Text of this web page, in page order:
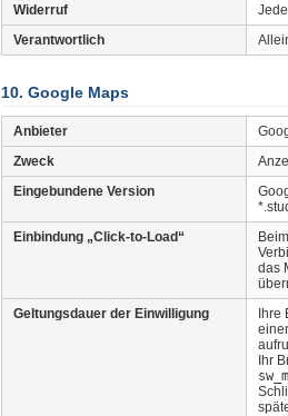
Widerruf
Verantwortlich
10. Google Maps
Anbieter
Zweck
Eingebundene Version
Einbindung „Click-to-Load“
das
Geltungsdauer der Einwilligung
Ihr